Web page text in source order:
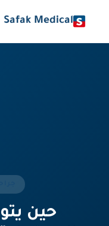
Safak Medical
حين